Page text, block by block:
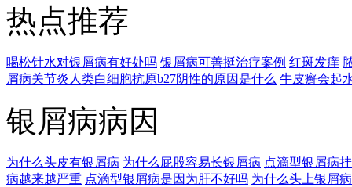
热点推荐
喝松针水对银屑病有好处吗 银屑病可善挺治疗案例 红斑发痒
屑病关节炎人类白细胞抗原b27阴性的原因是什么 牛皮癣会起
银屑病病因
为什么头皮有银屑病 为什么屁股容易长银屑病 点滴型银屑病
病越来越严重 点滴型银屑病是因为肝不好吗 为什么头上银屑